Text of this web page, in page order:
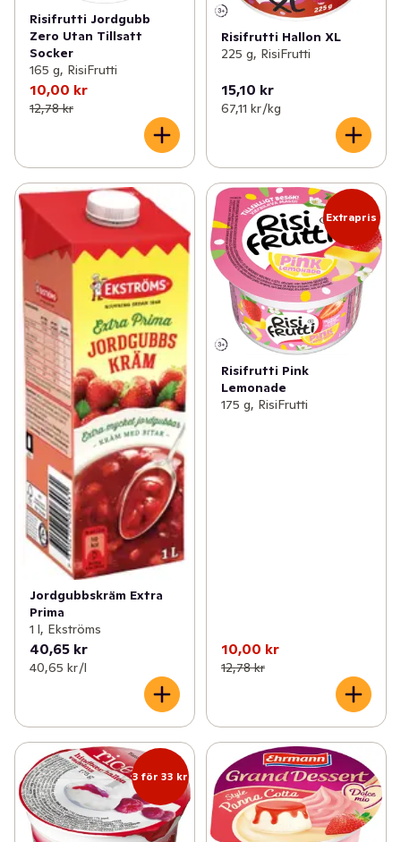
Risifrutti Jordgubb
Zero Utan Tillsatt
Socker
165 g, RisiFrutti
10,00 kr
12,78 kr
Risifrutti Hallon XL
225 g, RisiFrutti
15,10 kr
67,11 kr /kg
Jordgubbskräm Extra
Prima
1 l, Ekströms
40,65 kr
40,65 kr /l
Extrapris
Risifrutti Pink
Lemonade
175 g, RisiFrutti
10,00 kr
12,78 kr
3 för 33 kr